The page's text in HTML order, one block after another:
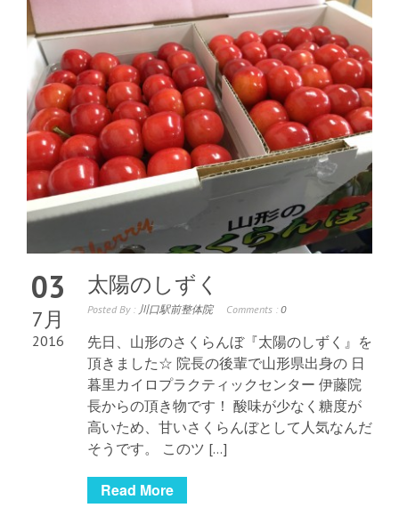
03
7月
2016
太陽のしずく
Posted By : 川口駅前整体院 Comments : 0
先日、山形のさくらんぼ『太陽のしずく』を
頂きました☆ 院長の後輩で山形県出身の 日
暮里カイロプラクティックセンター 伊藤院
長からの頂き物です！ 酸味が少なく糖度が
高いため、甘いさくらんぼとして人気なんだ
そうです。 このツ […]
Read More